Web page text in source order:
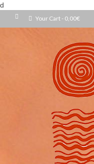
d
Your Cart - 0,00€